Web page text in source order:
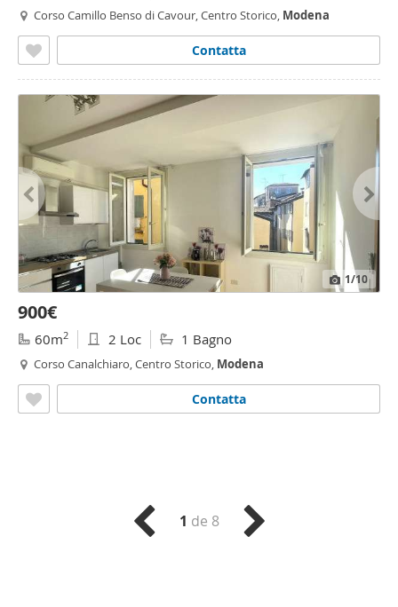
Corso Camillo Benso di Cavour, Centro Storico, Modena
Contatta
1/10
900€
60m2 2 Loc 1 Bagno
Corso Canalchiaro, Centro Storico, Modena
Contatta
1 de 8